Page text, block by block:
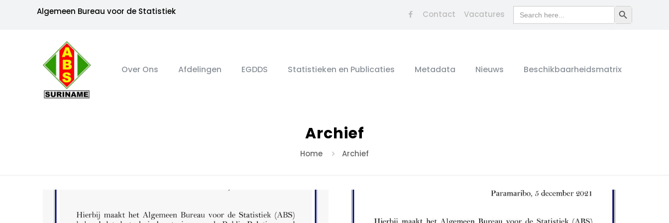
Algemeen Bureau voor de Statistiek Contact Vacatures Search
for: Search Button
Over Ons Afdelingen EGDDS Statistieken en Publicaties Metadata Nieuws Beschikbaarheidsmatrix
Archief
Home Archief